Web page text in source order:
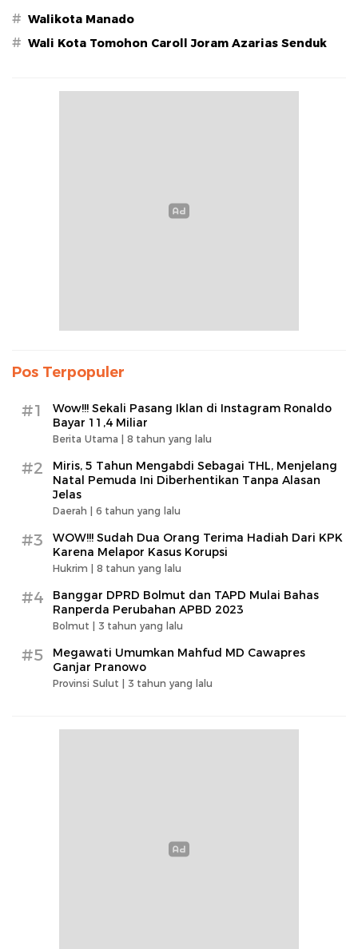
# Walikota Manado
# Wali Kota Tomohon Caroll Joram Azarias Senduk
Pos Terpopuler
#1
Wow!!! Sekali Pasang Iklan di Instagram Ronaldo
Bayar 11,4 Miliar
Berita Utama | 8 tahun yang lalu
#2
Miris, 5 Tahun Mengabdi Sebagai THL, Menjelang
Natal Pemuda Ini Diberhentikan Tanpa Alasan
Jelas
Daerah | 6 tahun yang lalu
#3
WOW!!! Sudah Dua Orang Terima Hadiah Dari KPK
Karena Melapor Kasus Korupsi
Hukrim | 8 tahun yang lalu
#4
Banggar DPRD Bolmut dan TAPD Mulai Bahas
Ranperda Perubahan APBD 2023
Bolmut | 3 tahun yang lalu
#5
Megawati Umumkan Mahfud MD Cawapres
Ganjar Pranowo
Provinsi Sulut | 3 tahun yang lalu